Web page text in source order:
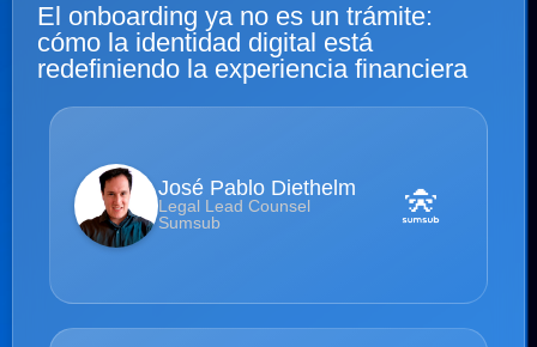
El onboarding ya no es un trámite:
cómo la identidad digital está
redefiniendo la experiencia financiera
José Pablo Diethelm
Legal Lead Counsel
Sumsub